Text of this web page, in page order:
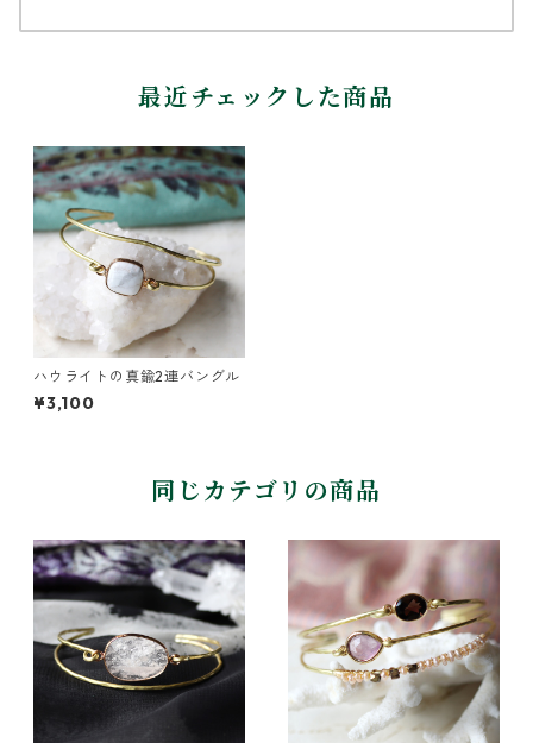
最近チェックした商品
ハウライトの真鍮2連バングル
¥3,100
同じカテゴリの商品